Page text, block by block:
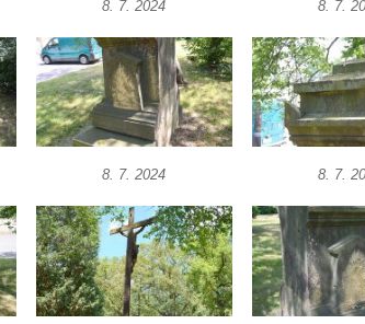
8. 7. 2024 8. 7.
8. 7. 2024 8. 7.